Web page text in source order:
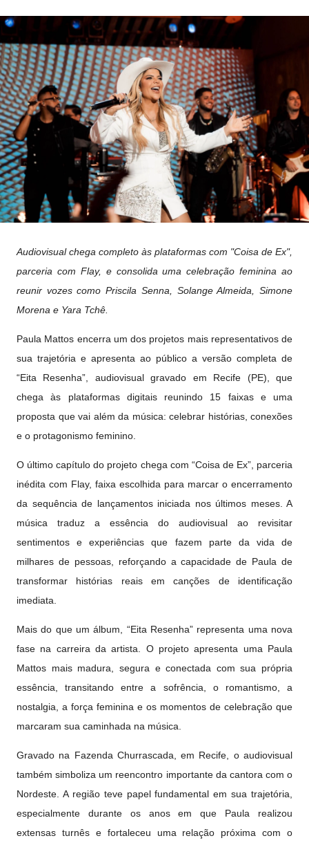
Audiovisual chega completo às plataformas com "Coisa de Ex",
parceria com Flay, e consolida uma celebração feminina ao
reunir vozes como Priscila Senna, Solange Almeida, Simone
Morena e Yara Tchê.
Paula Mattos encerra um dos projetos mais representativos de
sua trajetória e apresenta ao público a versão completa de
“Eita Resenha”, audiovisual gravado em Recife (PE), que
chega às plataformas digitais reunindo 15 faixas e uma
proposta que vai além da música: celebrar histórias, conexões
e o protagonismo feminino.
O último capítulo do projeto chega com “Coisa de Ex”, parceria
inédita com Flay, faixa escolhida para marcar o encerramento
da sequência de lançamentos iniciada nos últimos meses. A
música traduz a essência do audiovisual ao revisitar
sentimentos e experiências que fazem parte da vida de
milhares de pessoas, reforçando a capacidade de Paula de
transformar histórias reais em canções de identificação
imediata.
Mais do que um álbum, “Eita Resenha” representa uma nova
fase na carreira da artista. O projeto apresenta uma Paula
Mattos mais madura, segura e conectada com sua própria
essência, transitando entre a sofrência, o romantismo, a
nostalgia, a força feminina e os momentos de celebração que
marcaram sua caminhada na música.
Gravado na Fazenda Churrascada, em Recife, o audiovisual
também simboliza um reencontro importante da cantora com o
Nordeste. A região teve papel fundamental em sua trajetória,
especialmente durante os anos em que Paula realizou
extensas turnês e fortaleceu uma relação próxima com o